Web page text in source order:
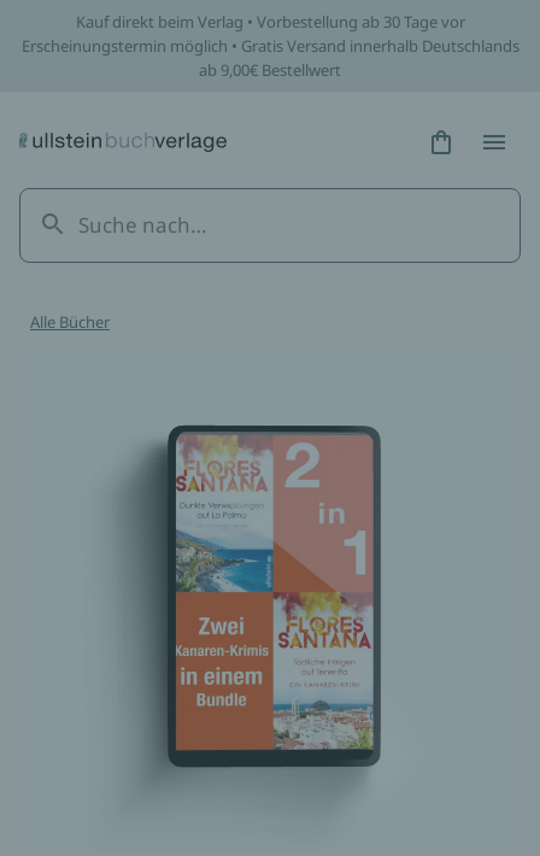
Kauf direkt beim Verlag • Vorbestellung ab 30 Tage vor
Erscheinungstermin möglich • Gratis Versand innerhalb Deutschlands
ab 9,00€ Bestellwert
Hidden
Alle Bücher